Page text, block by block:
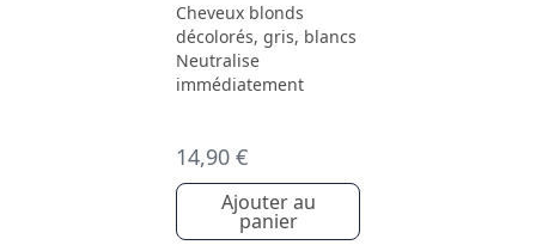
Cheveux blonds
décolorés, gris, blancs
Neutralise
immédiatement
14,90 €
Ajouter au
panier